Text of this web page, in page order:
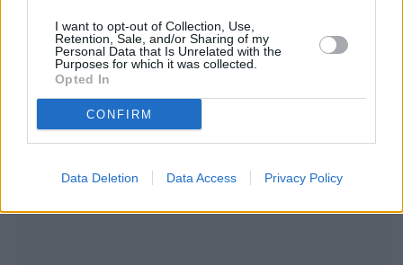
I want to opt-out of Collection, Use,
Retention, Sale, and/or Sharing of my
Personal Data that Is Unrelated with the
Purposes for which it was collected.
Opted In
CONFIRM
Data Deletion Data Access Privacy Policy